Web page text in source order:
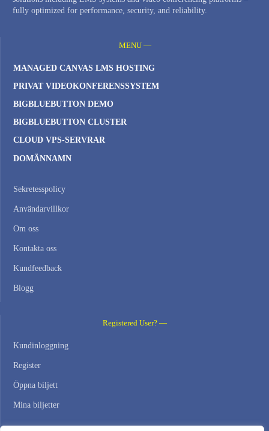
fully optimized for performance, security, and reliability.
MENU —
MANAGED CANVAS LMS HOSTING
PRIVAT VIDEOKONFERENSSYSTEM
BIGBLUEBUTTON DEMO
BIGBLUEBUTTON CLUSTER
CLOUD VPS-SERVRAR
DOMÄNNAMN
Sekretesspolicy
Användarvillkor
Om oss
Kontakta oss
Kundfeedback
Blogg
Registered User? —
Kundinloggning
Register
Öppna biljett
Mina biljetter